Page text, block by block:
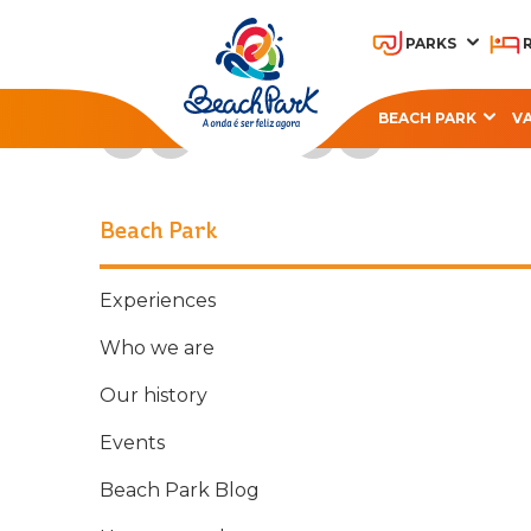
PARKS
BEACH PARK
Follow Beach Park on social media
Beach Park
Experiences
Who we are
Our history
Events
Beach Park Blog